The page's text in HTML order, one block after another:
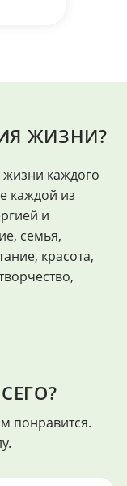
ЖИЗНИ?
каждого
каждой из
и
семья,
красота,
понравится.